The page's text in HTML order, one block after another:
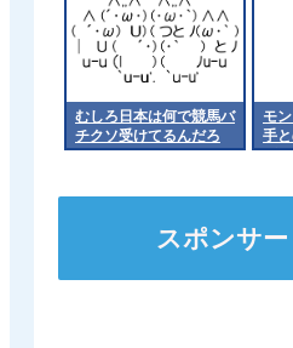
むしろ日本は何で競馬バ
チクソ受けてるんだろ
モ
手
ズ
スポンサ